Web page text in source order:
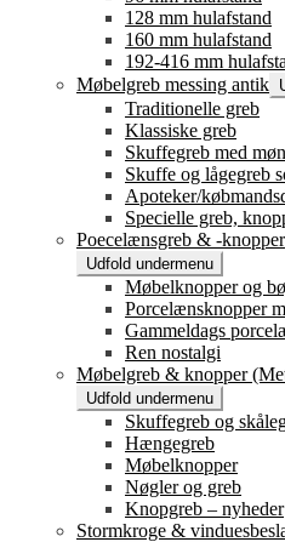
128 mm hulafstand
160 mm hulafstand
192-416 mm
Møbelgreb messing antik
Traditionelle greb
Klassiske greb
Skuffegreb med
Skuffe og lågegreb
Apoteker/
Specielle greb,
Poecelænsgreb & -knopper
Udfold undermenu
Møbelknopper og
Porcelænsknopper
Gammeldags
Ren nostalgi
Møbelgreb & knopper
Udfold undermenu
Skuffegreb og
Hængegreb
Møbelknopper
Nøgler og greb
Knopgreb – nyheder
Stormkroge &